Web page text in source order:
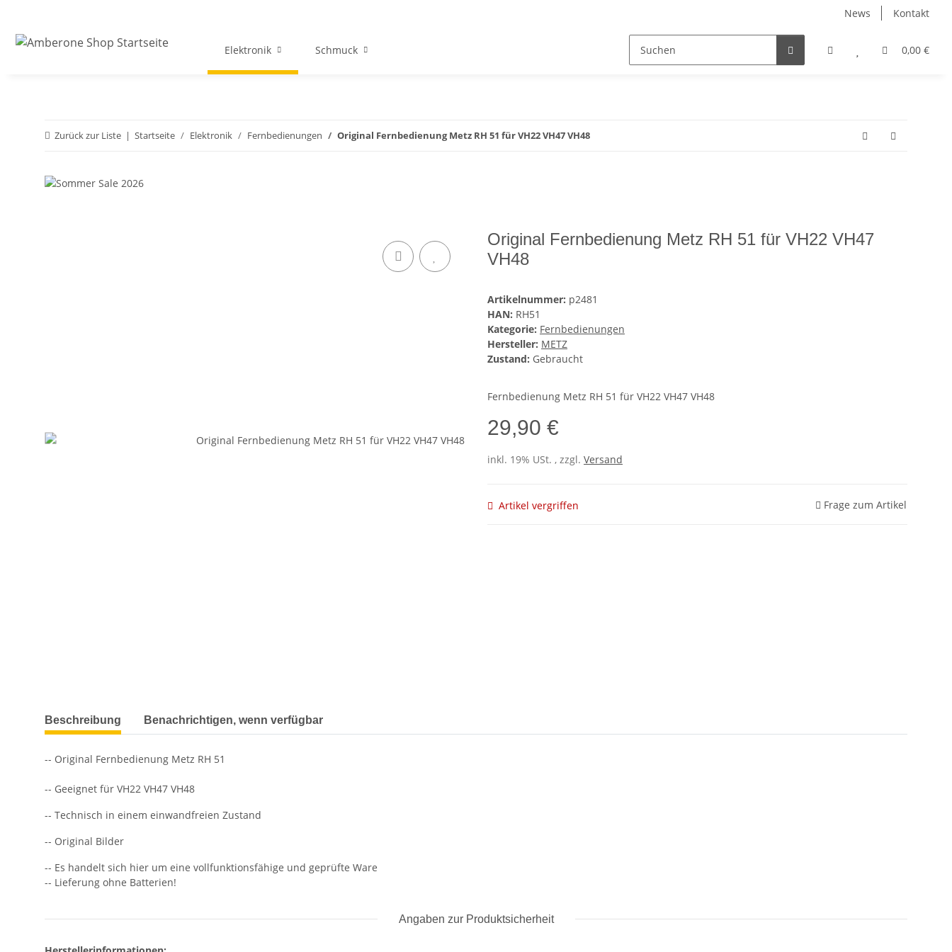
News Kontakt
0,00 €
Elektronik Schmuck
Zurück zur Liste Startseite Elektronik Fernbedienungen Original Fernbedienung Metz RH 51 für VH22 VH47 VH48
Original Fernbedienung Metz RH 51 für VH22 VH47
VH48
Artikelnummer: p2481
HAN: RH51
Kategorie: Fernbedienungen
Hersteller: METZ
Zustand: Gebraucht
Fernbedienung Metz RH 51 für VH22 VH47 VH48
29,90 €
inkl. 19% USt. , zzgl. Versand
Artikel vergriffen Frage zum Artikel
weitere Registerkarten anzeigen
Beschreibung Benachrichtigen, wenn verfügbar
-- Original Fernbedienung Metz RH 51
-- Geeignet für VH22 VH47 VH48
-- Technisch in einem einwandfreien Zustand
-- Original Bilder
-- Es handelt sich hier um eine vollfunktionsfähige und geprüfte Ware
-- Lieferung ohne Batterien!
Angaben zur Produktsicherheit